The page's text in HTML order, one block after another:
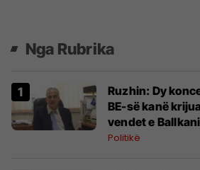
Nga Rubrika
Ruzhin: Dy
BE-së kanë
vendet e
Politikë